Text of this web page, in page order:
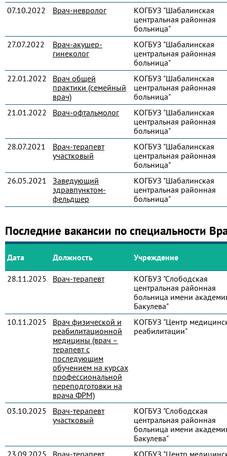
07.10.2022
Врач-невролог
КОГБУЗ "Шабалинская
центральная районная
больница"
27.07.2022
Врач-акушер-
гинеколог
КОГБУЗ "Шабалинская
центральная районная
больница"
22.01.2022
Врач общей
практики (семейный
врач)
КОГБУЗ "Шабалинская
центральная районная
больница"
21.01.2022
Врач-офтальмолог
КОГБУЗ "Шабалинская
центральная районная
больница"
28.07.2021
Врач-терапевт
участковый
КОГБУЗ "Шабалинская
центральная районная
больница"
26.05.2021
Заведующий
здравпунктом-
фельдшер
КОГБУЗ "Шабалинская
центральная районная
больница"
Последние вакансии по специальности
Дата Должность Учреждение
28.11.2025 Врач-терапевт
КОГБУЗ "Слободская
центральная районная
больница имени
Бакулева"
10.11.2025
Врач физической и
реабилитационной
медицины (врач –
терапевт с
последующим
обучением на курсах
профессиональной
переподготовки на
врача ФРМ)
КОГБУЗ "Центр
реабилитации"
03.10.2025
Врач-терапевт
участковый
КОГБУЗ "Слободская
центральная районная
больница имени
Бакулева"
23.09.2025
Врач-терапевт КОГБУЗ "Центр